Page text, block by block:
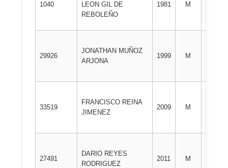
1040
LEON GIL DE
REBOLEÑO
1981 M
29926
JONATHAN MUÑOZ
ARJONA
1999 M
33519
FRANCISCO REINA
JIMENEZ
2009 M
27491
DARIO REYES
RODRIGUEZ
2011 M